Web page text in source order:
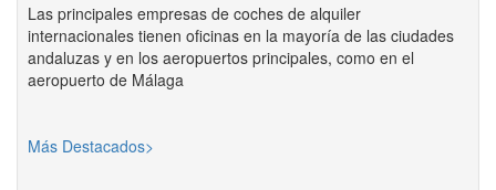
Las principales empresas de coches de alquiler
internacionales tienen oficinas en la mayoría de las ciudades
andaluzas y en los aeropuertos principales, como en el
aeropuerto de Málaga
Más Destacados>